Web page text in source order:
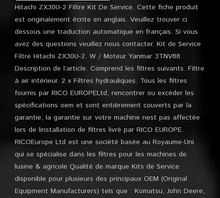
Hitachi ZX30U-2 Filtre Kit De Service. Cette fiche produit
est originalement écrite en anglais. Veuillez trouver ci
dessous une traduction automatique en français. Si vous
avez des questions veuillez nous contacter. Kit de Service
Filtre Hitachi ZX30U-2. W / Moteur Yanmar 3TNV88.
Description de l’article. Comprend les filtres suivants. Filtre
à air intérieur. 2 x Filtres hydrauliques. Tous les filtres
fournis par RICO EUROPELtd, rencontrer ou excéder les
spécifications oem et sont entièrement couverts par la
garantie, la garantie sur votre machine nest pas affectée
lors de linstallation de filtres livré par RICO EUROPE.
RICOEurope Ltd est une société basée au Royaume-Uni
qui se spécialise dans les filtres pour les machines de
lusine & agricole Qualité de marque Kits de Service
disponible pour plusieurs des principaux OEM (Original
Equipment Manufacturers) tels que : Komatsu, John Deere,